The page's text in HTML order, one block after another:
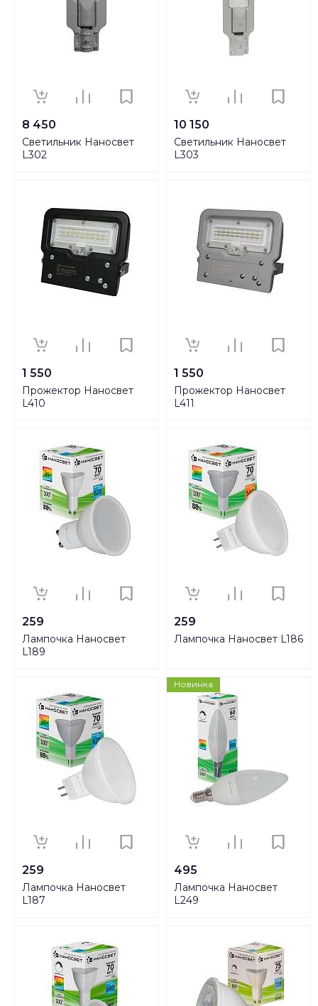
8 450
Светильник Наносвет
L302
10 150
Светильник Наносвет
L303
1 550
Прожектор Наносвет
L410
1 550
Прожектор Наносвет
L411
259
Лампочка Наносвет
L189
259
Лампочка Наносвет L186
259
Лампочка Наносвет
L187
Новинка
495
Лампочка Наносвет
L249